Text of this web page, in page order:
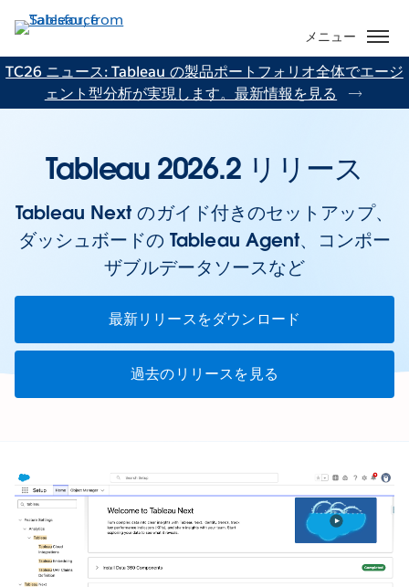
イ
ン
コ
メニュー
TC26 ニュース: Tableau の製品ポートフォリオ全体でエージ
ェント型分析が実現します。最新情報を見る
Tableau 2026.2 リリース
Tableau Next のガイド付きのセットアップ、
ダッシュボードの Tableau Agent、コンポー
ザブルデータソースなど
最新リリースをダウンロード
過去のリリースを見る